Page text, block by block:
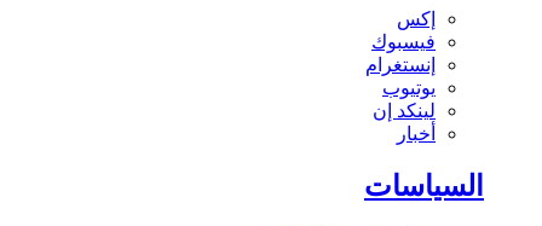
إكس
فيسبوك
إنستغرام
يوتيوب
لينكد إن
أخبار
السياسات